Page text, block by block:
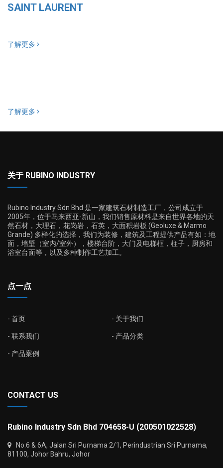
SAINT LAURENT
了解更多
了解更多
关于 RUBINO INDUSTRY
Rubino Industry Sdn Bhd 是一家建筑石材制造工厂，公司成立于
2005年，位于马来西亚-新山，我们销售原材料是来自世界各地的天
然石材，大理石，花岗岩，石英，大面积岩板 (Geoluxe & Marmo
Grande) 多样化的选择，我们为装修，建筑及工程提供产品有如：地
面，墙壁（室内/室外），楼梯台阶，大门及电梯框，柱子，厨房和
浴室台面等，以及多种制作工艺加工。
点一点
首页 关于我们
联系我们 产品分类
产品案例
CONTACT US
Rubino Industry Sdn Bhd 704658-U (200501022528)
No.6 & 6A, Jalan Sri Purnama 2/1, Perindustrian Sri Purnama,
81100, Johor Bahru, Johor